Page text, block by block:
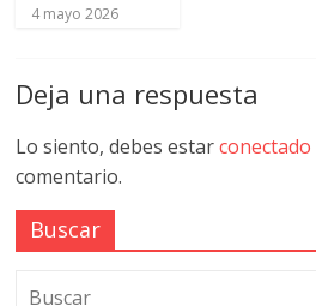
4 mayo 2026
Deja una respuesta
Lo siento, debes estarconectado
comentario.
Buscar